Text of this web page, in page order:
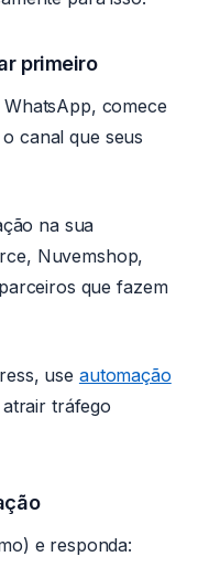
primeiro
comece
o canal que seus
na sua
Nuvemshop,
que fazem
use automação
tráfego
e responda: